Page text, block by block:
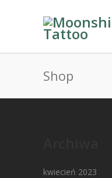
Shop
kwiecień 2023